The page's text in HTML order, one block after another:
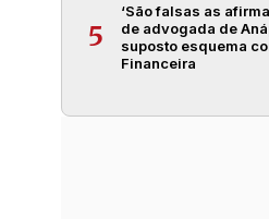
5
‘São falsas as
de advogada de
suposto esquema
Financeira